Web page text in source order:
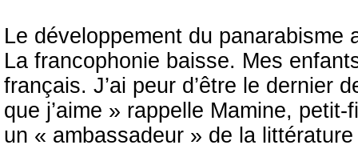
Le développement du
La francophonie baisse. Mes
français. J’ai peur d’être le dernier
que j’aime » rappelle Mamine,
un « ambassadeur » de la